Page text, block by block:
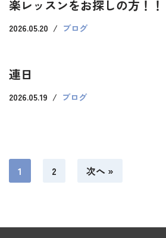
楽レッスンをお探しの方！！
2026.05.20 ブログ
連日
2026.05.19 ブログ
1 2 次へ »